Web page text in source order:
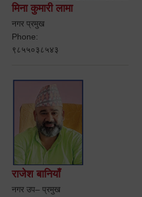
मिना कुमारी लामा
नगर प्रमुख
Phone:
९८५५०३८५४३
राजेश बानियाँ
नगर उप– प्रमुख